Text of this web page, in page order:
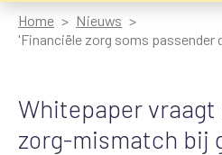
Home
Nieuws
'Financiële zorg soms passender
Whitepaper
zorg-mismatch bij